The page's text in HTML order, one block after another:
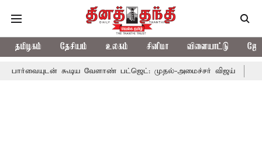
தமிழகம் தேசியம் உலகம் சினிமா விளையாட்டு
கூடிய வேளாண் பட்ஜெட்: முதல்-அமைச்சர் விஜய் தமிழக